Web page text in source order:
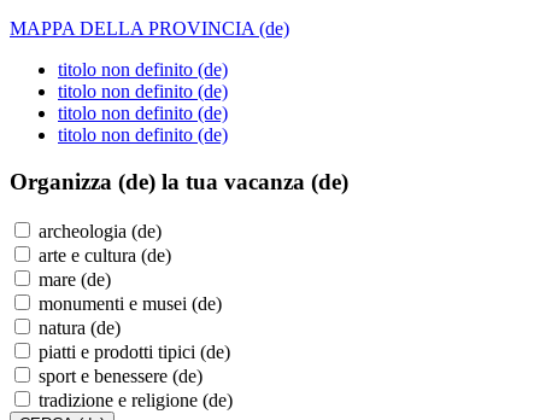
MAPPA DELLA PROVINCIA (de)
titolo non definito (de)
titolo non definito (de)
titolo non definito (de)
titolo non definito (de)
Organizza (de) la tua vacanza (de)
archeologia (de)
arte e cultura (de)
mare (de)
monumenti e musei (de)
natura (de)
piatti e prodotti tipici (de)
sport e benessere (de)
tradizione e religione (de)